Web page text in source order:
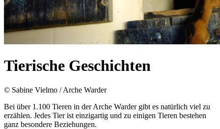
Tierische Geschichten
© Sabine Vielmo / Arche Warder
Bei über 1.100 Tieren in der Arche Warder gibt es natürlich viel zu
erzählen. Jedes Tier ist einzigartig und zu einigen Tieren bestehen
ganz besondere Beziehungen.